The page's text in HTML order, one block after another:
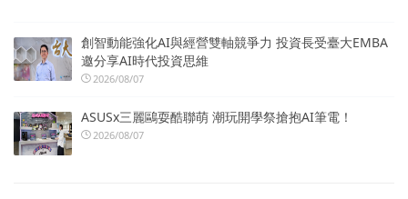
創智動能強化AI與經營雙軸競爭力 投資長受臺大EMBA
邀分享AI時代投資思維
2026/08/07
ASUSx三麗鷗耍酷聯萌 潮玩開學祭搶抱AI筆電！
2026/08/07